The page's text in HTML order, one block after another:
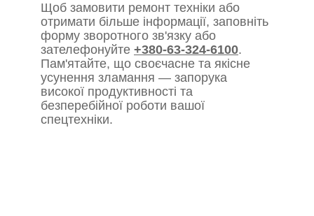
Щоб замовити ремонт техніки або
отримати більше інформації, заповніть
форму зворотного зв'язку або
зателефонуйте +380-63-324-6100.
Пам'ятайте, що своєчасне та якісне
усунення зламання — запорука
високої продуктивності та
безперебійної роботи вашої
спецтехніки.